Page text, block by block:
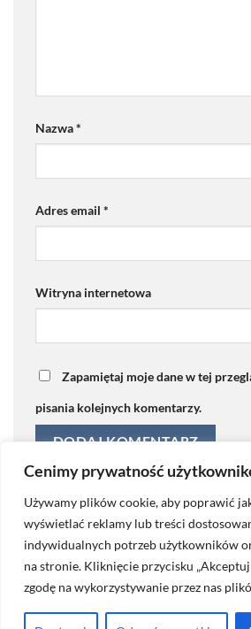
Cenimy prywatność
Używamy plików cookie, aby poprawić
wyświetlać reklamy lub treści
indywidualnych potrzeb użytkowników
na stronie. Kliknięcie przycisku „Akceptuj
zgodę na wykorzystywanie przez nas
Nazwa*
Adres email *
Witryna internetowa
Zapamiętaj moje dane w tej
pisania kolejnych komentarzy.
Visa PayPal Stripe